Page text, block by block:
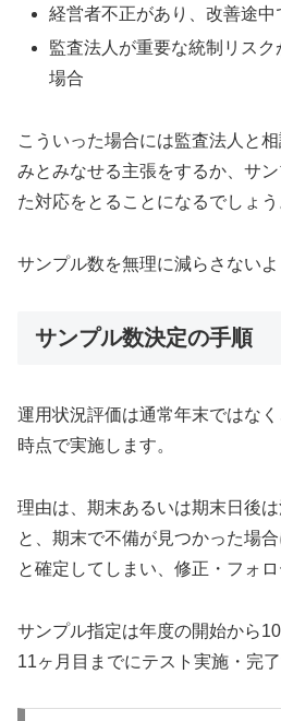
経営者不正があり、改善途中
監査法人が重要な統制リス
場合
こういった場合には監査法人と
みとみなせる主張をするか、サ
た対応をとることになるでしょう
サンプル数を無理に減らさないよ
サンプル数決定の手順
運用状況評価は通常年末ではな
時点で実施します。
理由は、期末あるいは期末日後
と、期末で不備が見つかった場
と確定してしまい、修正・フォ
サンプル指定は年度の開始から
11ヶ月目までにテスト実施・完